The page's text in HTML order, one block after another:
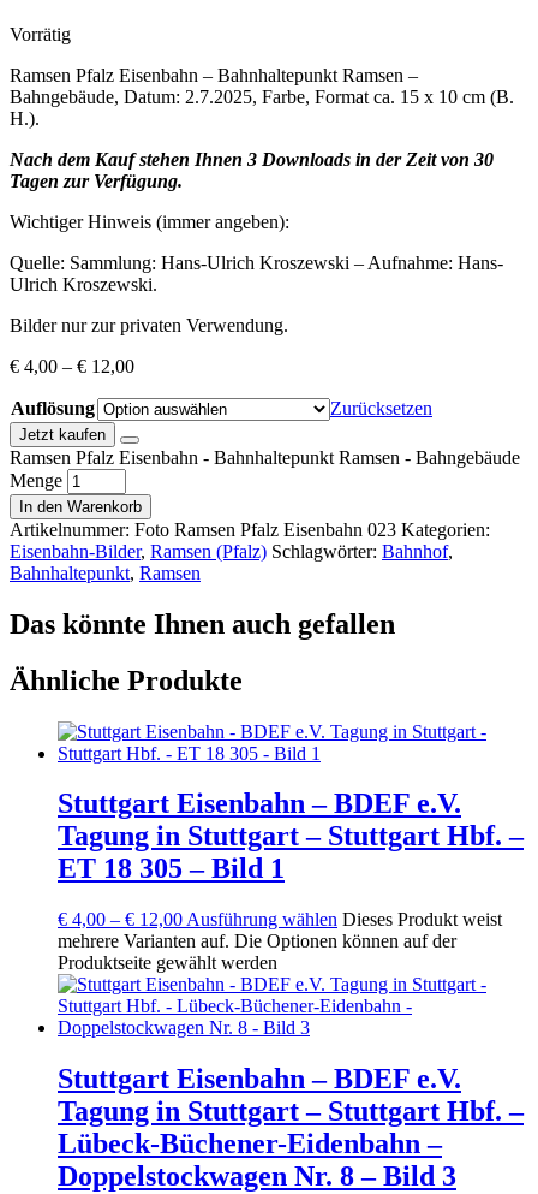
Vorrätig
Ramsen Pfalz Eisenbahn – Bahnhaltepunkt Ramsen –
Bahngebäude, Datum: 2.7.2025, Farbe, Format ca. 15 x 10 cm (B.
H.).
Nach dem Kauf stehen Ihnen 3 Downloads in der Zeit von 30
Tagen zur Verfügung.
Wichtiger Hinweis (immer angeben):
Quelle: Sammlung: Hans-Ulrich Kroszewski – Aufnahme: Hans-
Ulrich Kroszewski.
Bilder nur zur privaten Verwendung.
€ 4,00 – € 12,00
Auflösung Zurücksetzen
Jetzt kaufen
Ramsen Pfalz Eisenbahn - Bahnhaltepunkt Ramsen - Bahngebäude
Menge
In den Warenkorb
Artikelnummer: Foto Ramsen Pfalz Eisenbahn 023 Kategorien:
Eisenbahn-Bilder, Ramsen (Pfalz) Schlagwörter: Bahnhof,
Bahnhaltepunkt, Ramsen
Das könnte Ihnen auch gefallen
Ähnliche Produkte
Stuttgart Eisenbahn – BDEF e.V.
Tagung in Stuttgart – Stuttgart Hbf. –
ET 18 305 – Bild 1
€ 4,00 – € 12,00 Ausführung wählen Dieses Produkt weist
mehrere Varianten auf. Die Optionen können auf der
Produktseite gewählt werden
Stuttgart Eisenbahn – BDEF e.V.
Tagung in Stuttgart – Stuttgart Hbf. –
Lübeck-Büchener-Eidenbahn –
Doppelstockwagen Nr. 8 – Bild 3